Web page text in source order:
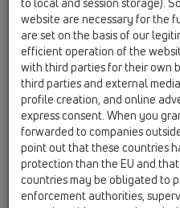
HL01058D
от обратного
нержавеющей
HL01059D
14 Комплекты для
элементы /
HL01059D
от обратного
website are necessary for the
are set on the basis of our
efficient operation of the
with third parties for their own
third parties and external
profile creation, and online
express consent. When you
forwarded to companies
point out that these countries
protection than the EU and
countries may be obligated to
enforcement authorities,